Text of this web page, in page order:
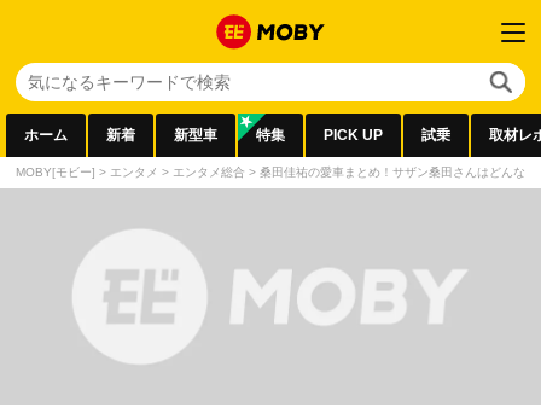
ホーム 新着 新型車 特集 PICK UP 試乗 取材レ
MOBY[モビー] > エンタメ > エンタメ総合 > 桑田佳祐の愛車まとめ！サザン桑田さんはどんな